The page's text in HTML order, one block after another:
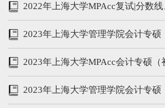
汇总
2022年上海大学MPAcc复试|分数
复试参考书
2023年上海大学管理学院会计专硕
备考攻略
2023年上海大学MPAcc会计专硕
程
2023年上海大学管理学院会计专硕